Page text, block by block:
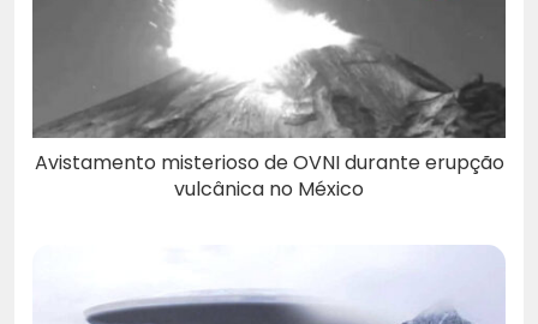
Avistamento misterioso de OVNI durante erupção
vulcânica no México